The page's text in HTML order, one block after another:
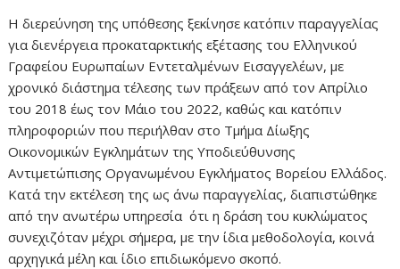
Η διερεύνηση της υπόθεσης ξεκίνησε κατόπιν παραγγελίας
για διενέργεια προκαταρκτικής εξέτασης του Ελληνικού
Γραφείου Ευρωπαίων Εντεταλμένων Εισαγγελέων, με
χρονικό διάστημα τέλεσης των πράξεων από τον Απρίλιο
του 2018 έως τον Μάιο του 2022, καθώς και κατόπιν
πληροφοριών που περιήλθαν στο Τμήμα Δίωξης
Οικονομικών Εγκλημάτων της Υποδιεύθυνσης
Αντιμετώπισης Οργανωμένου Εγκλήματος Βορείου Ελλάδος.
Κατά την εκτέλεση της ως άνω παραγγελίας, διαπιστώθηκε
από την ανωτέρω υπηρεσία ότι η δράση του κυκλώματος
συνεχιζόταν μέχρι σήμερα, με την ίδια μεθοδολογία, κοινά
αρχηγικά μέλη και ίδιο επιδιωκόμενο σκοπό.